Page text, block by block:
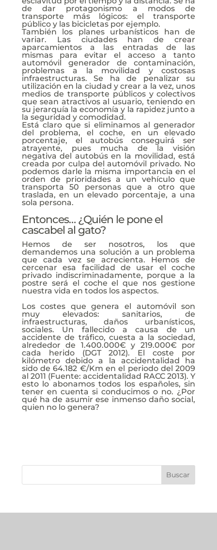
de dar protagonismo a modos de
transporte más lógicos: el transporte
público y las bicicletas por ejemplo.
También los planes urbanísticos han de
variar. Las ciudades han de crear
aparcamientos a las entradas de las
mismas para evitar el acceso a tanto
automóvil generador de contaminación,
problemas a la movilidad y costosas
infraestructuras. Se ha de penalizar su
utilización en la ciudad y crear a la vez, unos
medios de transporte públicos y colectivos
que sean atractivos al usuario, teniendo en
su jerarquía la economía y la rapidez junto a
la seguridad y comodidad.
Está claro que si eliminamos al generador
del problema, el coche, en un elevado
porcentaje, el autobús conseguirá ser
atrayente, pues mucha de la visión
negativa del autobús en la movilidad, está
creada por culpa del automóvil privado. No
podemos darle la misma importancia en el
orden de prioridades a un vehículo que
transporta 50 personas que a otro que
traslada, en un elevado porcentaje, a una
sola persona.
Entonces… ¿Quién le pone el
cascabel al gato?
Hemos de ser nosotros, los que
demandemos una solución a un problema
que cada vez se acrecienta. Hemos de
cercenar esa facilidad de usar el coche
privado indiscriminadamente, porque a la
postre será el coche el que nos gestione
nuestra vida en todos los aspectos.
Los costes que genera el automóvil son
muy elevados: sanitarios, de
infraestructuras, daños urbanísticos,
sociales. Un fallecido a causa de un
accidente de tráfico, cuesta a la sociedad,
alrededor de 1.400.000€ y 219.000€ por
cada herido (DGT 2012). El coste por
kilómetro debido a la accidentalidad ha
sido de 64.182 €/Km en el periodo del 2009
al 2011 (Fuente: accidentalidad RACC 2013). Y
esto lo abonamos todos los españoles, sin
tener en cuenta si conducimos o no. ¿Por
qué ha de asumir ese inmenso daño social,
quien no lo genera?